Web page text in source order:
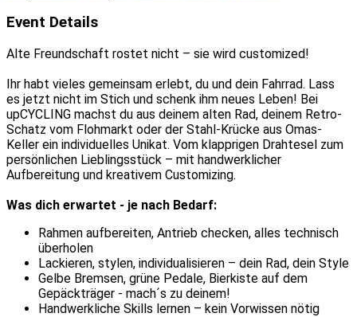
Event Details
Alte Freundschaft rostet nicht – sie wird customized!
Ihr habt vieles gemeinsam erlebt, du und dein Fahrrad. Lass
es jetzt nicht im Stich und schenk ihm neues Leben! Bei
upCYCLING machst du aus deinem alten Rad, deinem Retro-
Schatz vom Flohmarkt oder der Stahl-Krücke aus Omas-
Keller ein individuelles Unikat. Vom klapprigen Drahtesel zum
persönlichen Lieblingsstück – mit handwerklicher
Aufbereitung und kreativem Customizing.
Was dich erwartet - je nach Bedarf:
Rahmen aufbereiten, Antrieb checken, alles technisch
überholen
Lackieren, stylen, individualisieren – dein Rad, dein Style
Gelbe Bremsen, grüne Pedale, Bierkiste auf dem
Gepäckträger - mach´s zu deinem!
Handwerkliche Skills lernen – kein Vorwissen nötig